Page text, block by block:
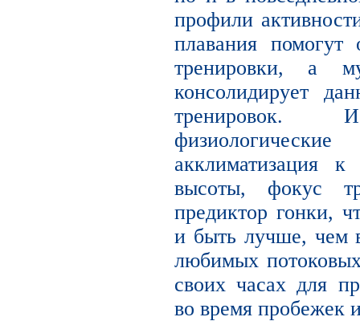
профили
плавания помогут
тренировки, а
консолидирует
тренировок.
акклиматизация
высоты, фокус
предиктор гонки,
и быть лучше, чем
любимых
своих часах для
во время пробежек